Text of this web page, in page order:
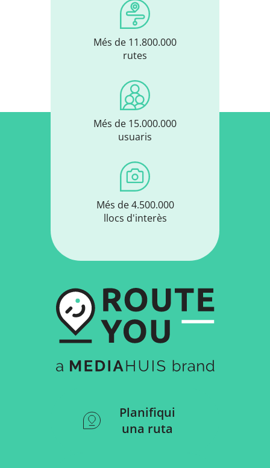
Més de 11.800.000
rutes
Més de 15.000.000
usuaris
Més de 4.500.000
llocs d'interès
Planifiqui
una ruta